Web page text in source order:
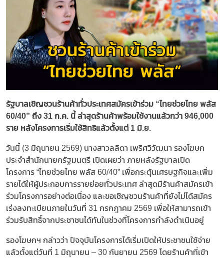
รัฐบาลเชิญชวนร้านค้าทั่วประเทศสมัครเข้าร่วม “ไทยช่วยไทย พลัส
60/40” ถึง 31 ก.ค. นี้ ล่าสุดร้านค้าพร้อมใช้งานแล้วกว่า 946,000
ราย หลังโครงการเริ่มใช้สิทธิแล้วตั้งแต่ 1 มิ.ย.
วันนี้ (3 มิถุนายน 2569) นางสาวลลิดา เพริศวิวัฒนา รองโฆษก
ประจำสำนักนายกรัฐมนตรี เปิดเผยว่า ภายหลังรัฐบาลเปิด
โครงการ “ไทยช่วยไทย พลัส 60/40” เพื่อกระตุ้นเศรษฐกิจและเพิ่ม
รายได้ให้ผู้ประกอบการรายย่อยทั่วประเทศ ล่าสุดมีร้านค้าสมัครเข้า
ร่วมโครงการอย่างต่อเนื่อง และขอเชิญชวนร้านค้าที่ยังไม่ได้สมัคร
เร่งลงทะเบียนภายในวันที่ 31 กรกฎาคม 2569 เพื่อให้สามารถเข้า
ร่วมรับสิทธิ์จากประชาชนได้ทันในช่วงที่โครงการกำลังดำเนินอยู่
รองโฆษกฯ กล่าวว่า ปัจจุบันโครงการได้เริ่มเปิดให้ประชาชนใช้จ่าย
แล้วตั้งแต่วันที่ 1 มิถุนายน – 30 กันยายน 2569 โดยร้านค้าที่เข้า